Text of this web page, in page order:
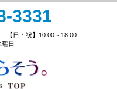
3331
【日・祝】10:00～18:00
日